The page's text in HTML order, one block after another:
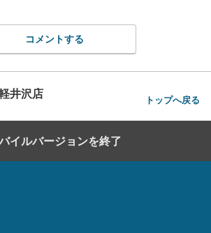
コメントする
井沢店 トップへ戻る
イルバージョンを終了